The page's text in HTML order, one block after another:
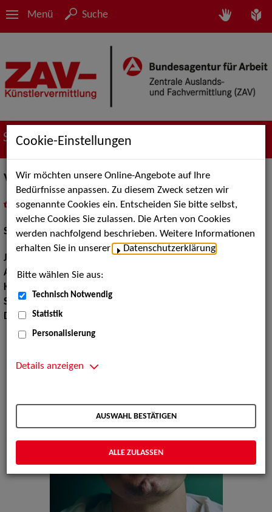
Menü Suche
Suche nach Künstler*innen
Valentin Richter
als PDF speichern
inMeine Merklistelegen
Schauspiel:Film und TV, Bühne
Jahrgang:
Augenfarbe:braun
Körpergröße:
Sprachen:
Englisch, Französisch
Dialekte:Sächsisch, Berlinerisch, Hamburgisch
Cookie-Einstellungen
Wir möchten unsere Online-Angebote auf Ihre
Bedürfnisse anpassen. Zu diesem Zweck setzen wir
sogenannte Cookies ein. Entscheiden Sie bitte selbst,
welche Cookies Sie zulassen. Die Arten von Cookies
werden nachfolgend beschrieben. Weitere Informationen
erhalten Sie in unserer
Datenschutzerklärung
Bitte wählen Sie aus:
Technisch Notwendig
Statistik
Personalisierung
Details anzeigen
AUSWAHL BESTÄTIGEN
ALLE ZULASSEN